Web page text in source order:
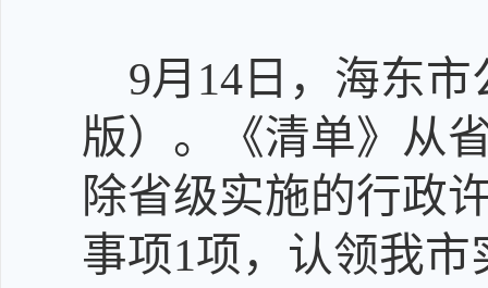
9月 14日，海东市
版）。《清单》 从
除省级实施的行政
事项1项 ， 认领我市